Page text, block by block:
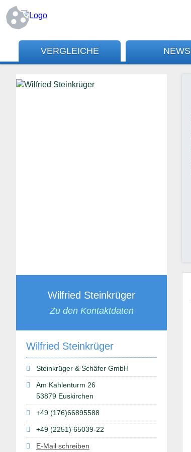
VERGLEICHE NEWS
Wilfried Steinkrüger
Zu den Kontaktdaten
Wilfried Steinkrüger
Steinkrüger & Schäfer GmbH
Am Kahlenturm 26
53879 Euskirchen
+49 (176)66895588
+49 (2251) 65039-22
E-Mail schreiben